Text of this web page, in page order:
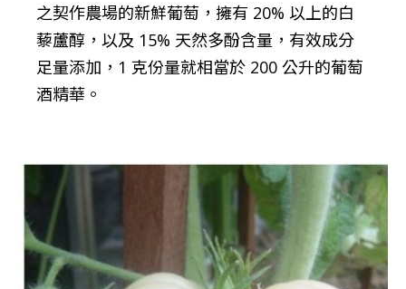
之契作農場的新鮮葡萄，擁有 20% 以上的白
藜蘆醇，以及 15% 天然多酚含量，有效成分
足量添加，1 克份量就相當於 200 公升的葡萄
酒精華。